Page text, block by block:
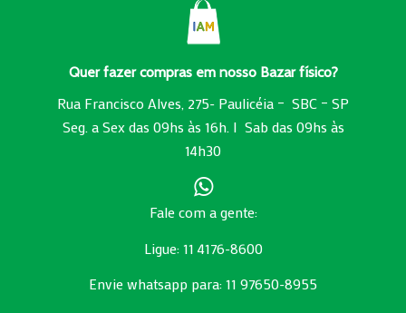
Quer fazer compras em nosso Bazar físico?
Rua Francisco Alves, 275- Paulicéia – SBC – SP
Seg. a Sex das 09hs às 16h. I Sab das 09hs às
14h30
Fale com a gente:
Ligue: 11 4176-8600
Envie whatsapp para:11 97650-8955